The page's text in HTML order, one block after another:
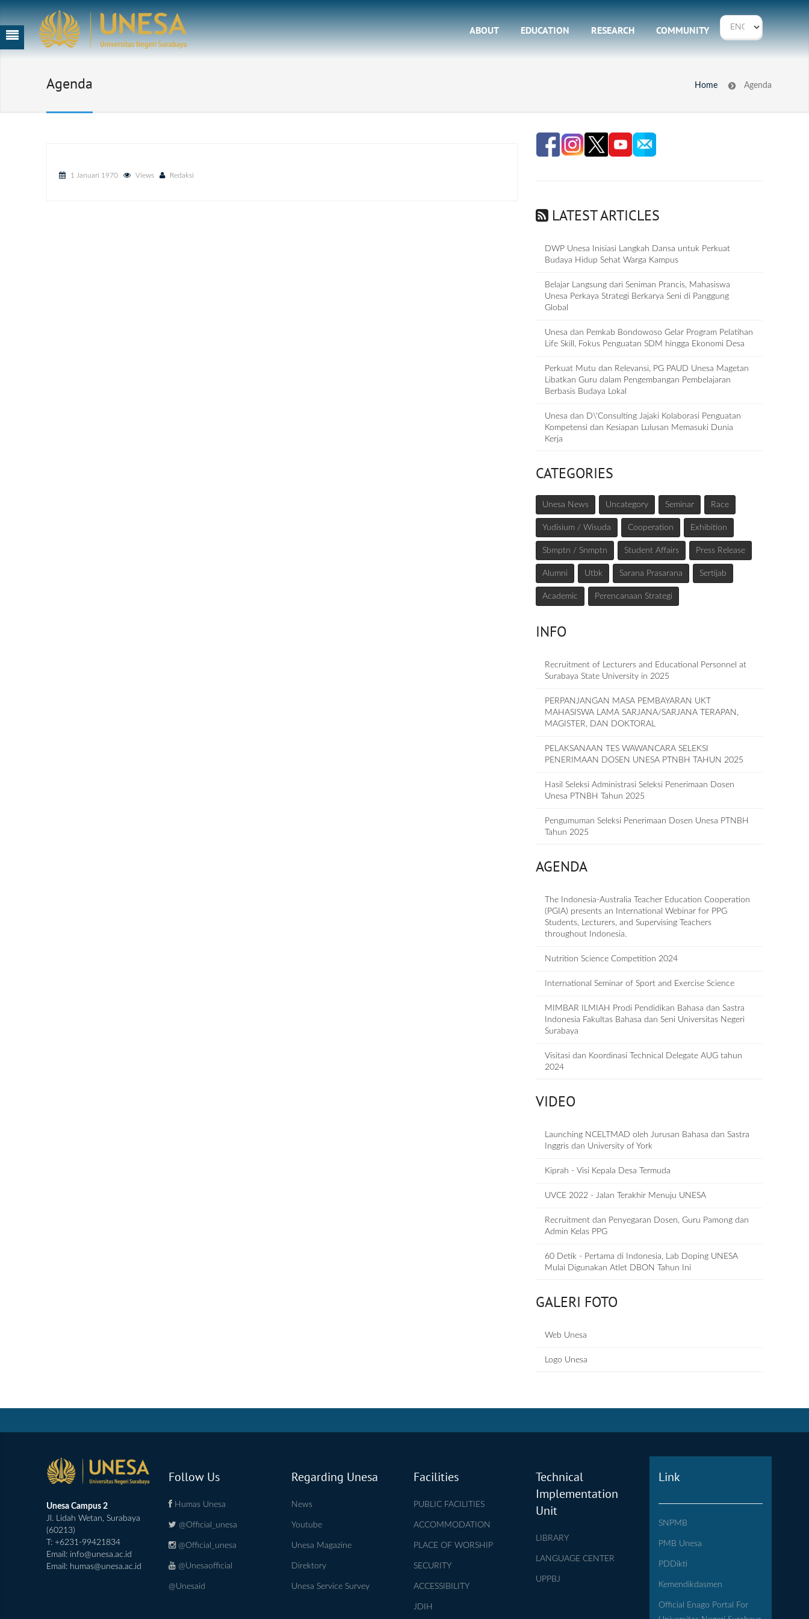
ABOUT EDUCATION RESEARCH COMMUNITY
Agenda Home Agenda
1 Januari 1970 Views Redaksi
LATEST ARTICLES
DWP Unesa Inisiasi Langkah Dansa untuk Perkuat
Budaya Hidup Sehat Warga Kampus
Belajar Langsung dari Seniman Prancis, Mahasiswa
Unesa Perkaya Strategi Berkarya Seni di Panggung
Global
Unesa dan Pemkab Bondowoso Gelar Program Pelatihan
Life Skill, Fokus Penguatan SDM hingga Ekonomi Desa
Perkuat Mutu dan Relevansi, PG PAUD Unesa Magetan
Libatkan Guru dalam Pengembangan Pembelajaran
Berbasis Budaya Lokal
Unesa dan D\'Consulting Jajaki Kolaborasi Penguatan
Kompetensi dan Kesiapan Lulusan Memasuki Dunia
Kerja
CATEGORIES
Unesa News Uncategory Seminar Race
Yudisium / Wisuda Cooperation Exhibition
Sbmptn / Snmptn Student Affairs Press Release
Alumni Utbk Sarana Prasarana Sertijab
Academic Perencanaan Strategi
INFO
Recruitment of Lecturers and Educational Personnel at
Surabaya State University in 2025
PERPANJANGAN MASA PEMBAYARAN UKT
MAHASISWA LAMA SARJANA/SARJANA TERAPAN,
MAGISTER, DAN DOKTORAL
PELAKSANAAN TES WAWANCARA SELEKSI
PENERIMAAN DOSEN UNESA PTNBH TAHUN 2025
Hasil Seleksi Administrasi Seleksi Penerimaan Dosen
Unesa PTNBH Tahun 2025
Pengumuman Seleksi Penerimaan Dosen Unesa PTNBH
Tahun 2025
AGENDA
The Indonesia-Australia Teacher Education Cooperation
(PGIA) presents an International Webinar for PPG
Students, Lecturers, and Supervising Teachers
throughout Indonesia.
Nutrition Science Competition 2024
International Seminar of Sport and Exercise Science
MIMBAR ILMIAH Prodi Pendidikan Bahasa dan Sastra
Indonesia Fakultas Bahasa dan Seni Universitas Negeri
Surabaya
Visitasi dan Koordinasi Technical Delegate AUG tahun
2024
VIDEO
Launching NCELTMAD oleh Jurusan Bahasa dan Sastra
Inggris dan University of York
Kiprah - Visi Kepala Desa Termuda
UVCE 2022 - Jalan Terakhir Menuju UNESA
Recruitment dan Penyegaran Dosen, Guru Pamong dan
Admin Kelas PPG
60 Detik - Pertama di Indonesia, Lab Doping UNESA
Mulai Digunakan Atlet DBON Tahun Ini
GALERI FOTO
Web Unesa
Logo Unesa
Unesa Campus 2
Jl. Lidah Wetan, Surabaya
(60213)
T: +6231-99421834
Email: info@unesa.ac.id
Email: humas@unesa.ac.id
Follow Us
Humas Unesa
@Official_unesa
@Official_unesa
@Unesaofficial
@Unesaid
Regarding Unesa
News
Youtube
Unesa Magazine
Direktory
Unesa Service Survey
Facilities
PUBLIC FACILITIES
ACCOMMODATION
PLACE OF WORSHIP
SECURITY
ACCESSIBILITY
JDIH
Technical
Implementation
Unit
LIBRARY
LANGUAGE CENTER
UPPBJ
Link
SNPMB
PMB Unesa
PDDikti
Kemendikdasmen
Official Enago Portal For